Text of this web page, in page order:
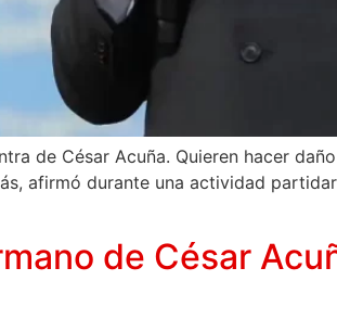
de César Acuña. Quieren hacer
afirmó durante una actividad
de César